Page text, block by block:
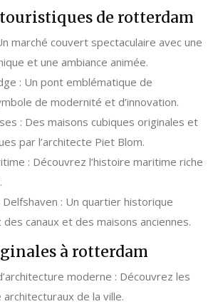
de rotterdam
marché couvert spectaculaire avec une
et une ambiance animée.
: Un pont emblématique de
de modernité et d’innovation.
: Des maisons cubiques originales et
par l’architecte Piet Blom.
: Découvrez l’histoire maritime riche
: Un quartier historique
canaux et des maisons anciennes.
à rotterdam
moderne : Découvrez les
de la ville.